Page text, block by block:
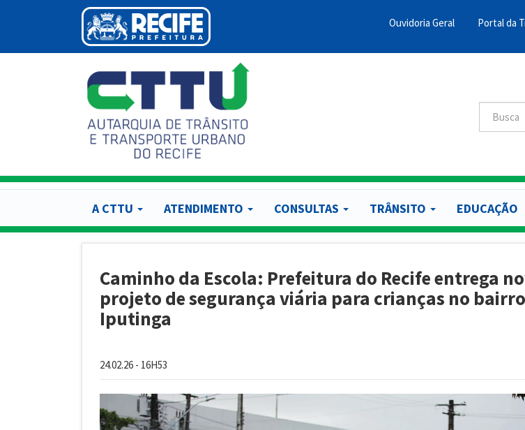
conteúdo
Menu
Barra
Ouvidoria Geral Portal da
A CTTU ATENDIMENTO CONSULTAS TRÂNSITO EDUCAÇÃO
Caminho da Escola: Prefeitura do Recife entrega
projeto de segurança viária para crianças no
Iputinga
24.02.26 - 16H53